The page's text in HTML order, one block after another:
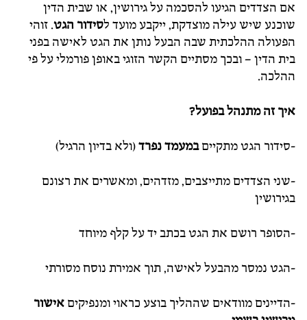
אם הצדדים הגיעו להסכמה על גירושין, או שבית הדין
שוכנע שיש עילה מוצדקת, ייקבע מועד לסידור הגט. זוהי
הפעולה ההלכתית שבה הבעל נותן את הגט לאישה בפני
בית הדין – ובכך מסתיים הקשר הזוגי באופן פורמלי על פי
ההלכה.
איך זה מתנהל בפועל?
-סידור הגט מתקייםבמעמד נפרד(ולא בדיון הרגיל)
-שני הצדדים מתייצבים, מזדהים, ומאשרים את רצונם
בגירושין
-הסופר רושם את הגט בכתב יד על קלף מיוחד
-הגט נמסר מהבעל לאישה, תוך אמירת נוסח מסורתי
-הדיינים מוודאים שההליך בוצע כראוי ומנפיקים אישור